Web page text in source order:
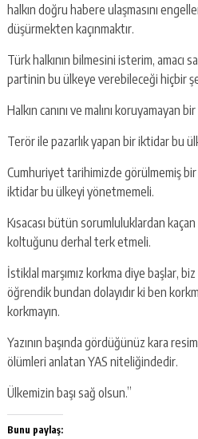
halkın doğru habere ulaşmasını
düşürmekten kaçınmaktır.
Türk halkının bilmesini isterim, amacı
partinin bu ülkeye verebileceği hiçbir
Halkın canını ve malını koruyamayan
Terör ile pazarlık yapan bir iktidar bu
Cumhuriyet tarihimizde görülmemiş bir
iktidar bu ülkeyi yönetmemeli.
Kısacası bütün sorumluluklardan
koltuğunu derhal terk etmeli.
İstiklal marşımız korkma diye başlar,
öğrendik bundan dolayıdır ki ben
korkmayın.
Yazının başında gördüğünüz kara
ölümleri anlatan YAS niteliğindedir.
Ülkemizin başı sağ olsun.”
Bunu paylaş: